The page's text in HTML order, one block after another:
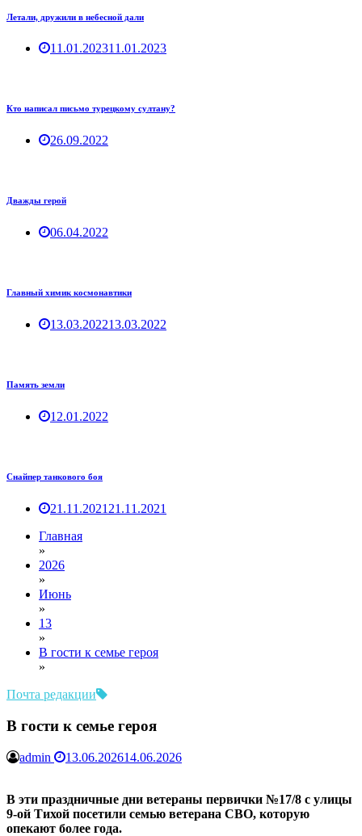
Летали, дружили в небесной дали
11.01.202311.01.2023
Кто написал письмо турецкому султану?
26.09.2022
Дважды герой
06.04.2022
Главный химик космонавтики
13.03.202213.03.2022
Память земли
12.01.2022
Снайпер танкового боя
21.11.2021 21.11.2021
Главная
»
2026
»
Июнь
»
13
»
В гости к семье героя
»
Почта редакции
В гости к семье героя
admin 13.06.202614.06.2026
В эти праздничные дни ветераны первички №17/8 с улицы
9-ой Тихой посетили семью ветерана СВО, которую
опекают более года.